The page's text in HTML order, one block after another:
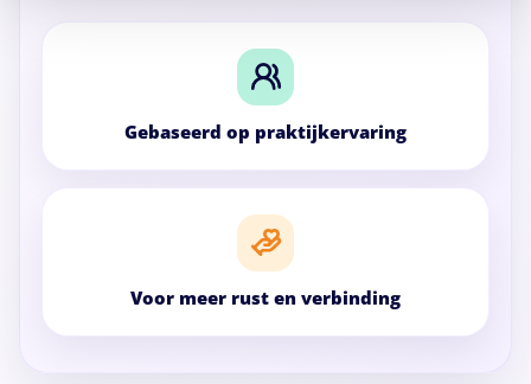
Voor meer rust en verbinding